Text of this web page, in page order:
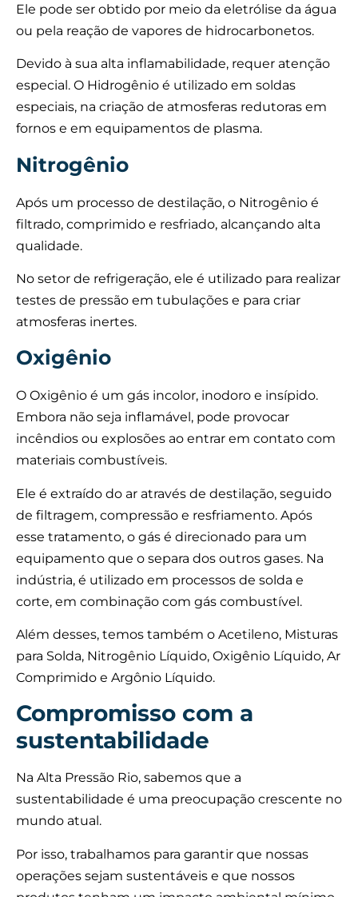
Ele pode ser obtido por meio da eletrólise da água
ou pela reação de vapores de hidrocarbonetos.
Devido à sua alta inflamabilidade, requer atenção
especial. O Hidrogênio é utilizado em soldas
especiais, na criação de atmosferas redutoras em
fornos e em equipamentos de plasma.
Nitrogênio
Após um processo de destilação, o Nitrogênio é
filtrado, comprimido e resfriado, alcançando alta
qualidade.
No setor de refrigeração, ele é utilizado para realizar
testes de pressão em tubulações e para criar
atmosferas inertes.
Oxigênio
O Oxigênio é um gás incolor, inodoro e insípido.
Embora não seja inflamável, pode provocar
incêndios ou explosões ao entrar em contato com
materiais combustíveis.
Ele é extraído do ar através de destilação, seguido
de filtragem, compressão e resfriamento. Após
esse tratamento, o gás é direcionado para um
equipamento que o separa dos outros gases. Na
indústria, é utilizado em processos de solda e
corte, em combinação com gás combustível.
Além desses, temos também o Acetileno, Misturas
para Solda, Nitrogênio Líquido, Oxigênio Líquido, Ar
Comprimido e Argônio Líquido.
Compromisso com a
sustentabilidade
Na Alta Pressão Rio, sabemos que a
sustentabilidade é uma preocupação crescente no
mundo atual.
Por isso, trabalhamos para garantir que nossas
operações sejam sustentáveis e que nossos